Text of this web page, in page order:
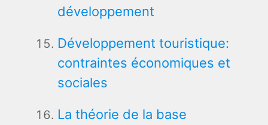
développement
Développement touristique:
contraintes économiques et
sociales
La théorie de la base